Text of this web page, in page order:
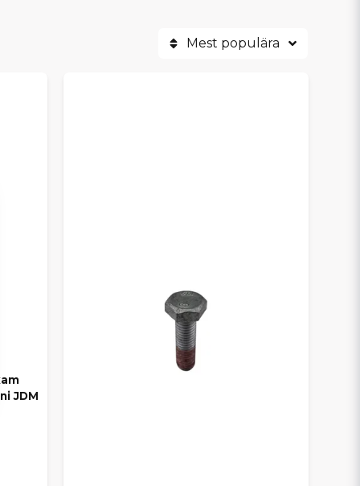
kvaliteten.
– DU VÄLJER SJÄLV
så att du kan hitta det som passar din
samlat hos oss.
Mest populära
JDM